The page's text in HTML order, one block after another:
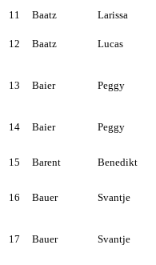
11 Baatz Larissa
12 Baatz Lucas
13 Baier Peggy
14 Baier Peggy
15 Barent Benedikt
16 Bauer Svantje
17 Bauer Svantje